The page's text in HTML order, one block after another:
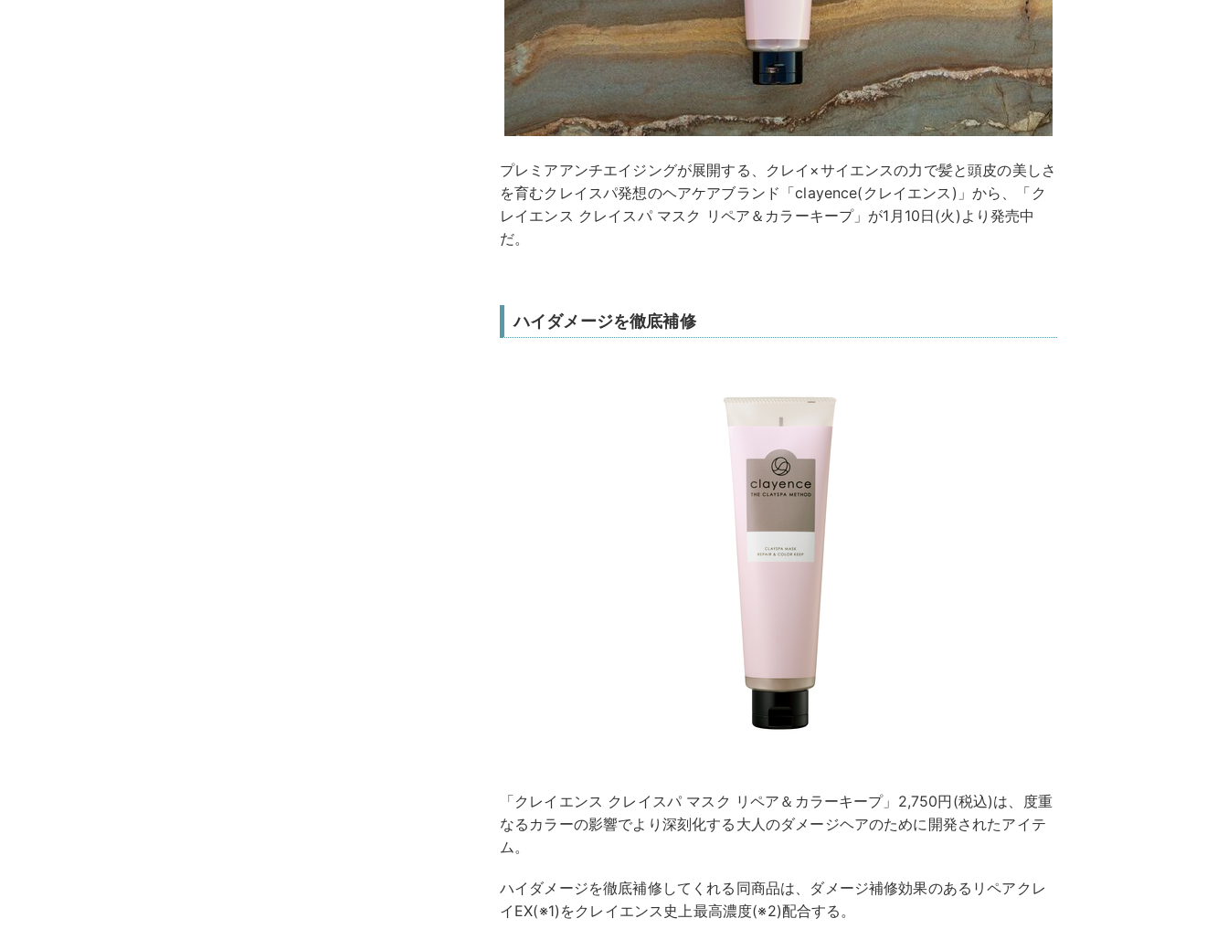
プレミアアンチエイジングが展開する、クレイ×サイエンスの力で髪と頭皮の美しさ
を育むクレイスパ発想のヘアケアブランド「clayence(クレイエンス)」から、「ク
レイエンス クレイスパ マスク リペア＆カラーキープ」が1月10日(火)より発売中
だ。
ハイダメージを徹底補修
「クレイエンス クレイスパ マスク リペア＆カラーキープ」2,750円(税込)は、度重
なるカラーの影響でより深刻化する大人のダメージヘアのために開発されたアイテ
ム。
ハイダメージを徹底補修してくれる同商品は、ダメージ補修効果のあるリペアクレ
イEX(※1)をクレイエンス史上最高濃度(※2)配合する。